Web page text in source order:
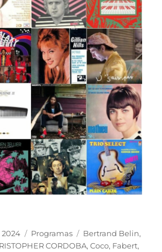
2024 Categories
Programas Tags
Bertrand Belin,
CORDOBA,Coco, Fabert,